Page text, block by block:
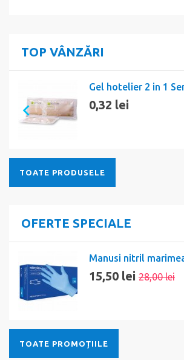
TOP VÂNZĂRI
Gel hotelier 2 in 1
0,32 lei
TOATE PRODUSELE
OFERTE SPECIALE
Manusi nitril
15,50 lei 28,00 lei
TOATE PROMOȚIILE